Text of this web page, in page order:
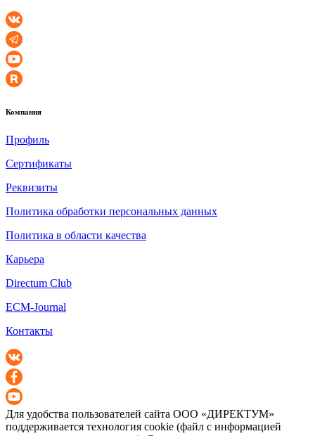
Компания
Профиль
Сертификаты
Реквизиты
Политика обработки персональных данных
Политика в области качества
Карьера
Directum Club
ECM-Journal
Контакты
Для удобства пользователей сайта ООО «ДИРЕКТУМ»
поддерживается технология cookie (файл с информацией